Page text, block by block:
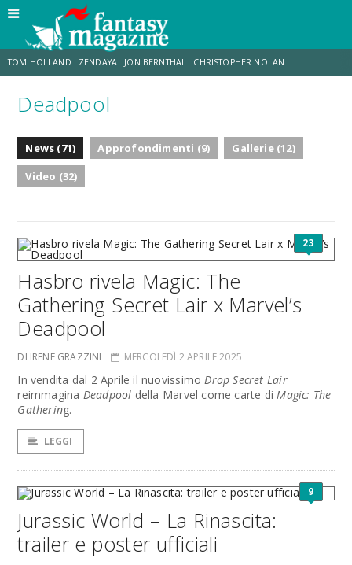
TOM HOLLAND ZENDAYA JON BERNTHAL CHRISTOPHER NOLAN
STRANIMONDI LUCCA COMICS & GAMES
DESTIN DANIEL CRETTON
Deadpool
News (71) Approfondimenti (9)
Gallerie (12)
Video (32)
23
Hasbro rivela Magic: The
Gathering Secret Lair x Marvel’s
Deadpool
DI IRENE GRAZZINI MERCOLEDÌ 2 APRILE 2025
In vendita dal 2 Aprile il nuovissimoDrop Secret Lair
reimmagina Deadpool della Marvel come carte diMagic: The
Gathering.
LEGGI
9
Jurassic World – La Rinascita:
trailer e poster ufficiali